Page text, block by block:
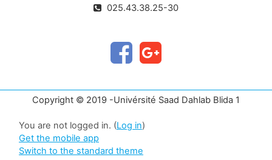
025.43.38.25-30
Copyright © 2019 -Univérsité Saad Dahlab Blida 1
You are not logged in. (Log in)
Get the mobile app
Switch to the standard theme